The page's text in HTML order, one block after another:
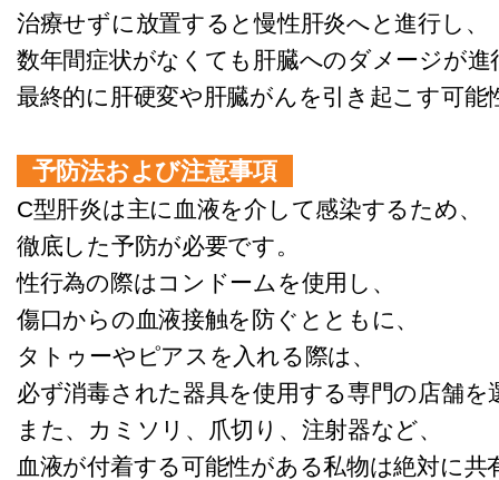
治療せずに放置すると慢性肝炎へと進行し、
数年間症状がなくても肝臓へのダメージが進
最終的に肝硬変や肝臓がんを引き起こす可能
予防法および注意事項
C型肝炎は主に血液を介して感染するため、
徹底した予防が必要です。
性行為の際はコンドームを使用し、
傷口からの血液接触を防ぐとともに、
タトゥーやピアスを入れる際は、
必ず消毒された器具を使用する専門の店舗
また、カミソリ、爪切り、注射器など、
血液が付着する可能性がある私物は絶対に